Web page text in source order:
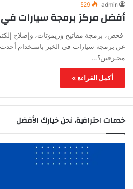
admin
529
أفضل مركز برمجة سيارات في
فحص، برمجة مفاتيح وريموتات، وإصلاح
عن برمجة سيارات في الخبر باستخدام أحدث
محترفين؟…
أكمل القراءة »
خدمات احترافية، نحن خيارك الأفضل